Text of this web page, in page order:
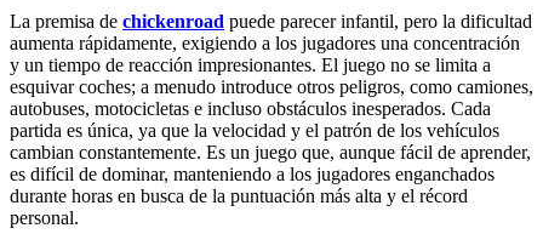
La premisa de chickenroad puede parecer infantil, pero la dificultad
aumenta rápidamente, exigiendo a los jugadores una concentración
y un tiempo de reacción impresionantes. El juego no se limita a
esquivar coches; a menudo introduce otros peligros, como camiones,
autobuses, motocicletas e incluso obstáculos inesperados. Cada
partida es única, ya que la velocidad y el patrón de los vehículos
cambian constantemente. Es un juego que, aunque fácil de aprender,
es difícil de dominar, manteniendo a los jugadores enganchados
durante horas en busca de la puntuación más alta y el récord
personal.